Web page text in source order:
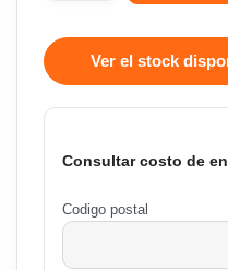
Ver el stock
Consultar costo de
Codigo postal